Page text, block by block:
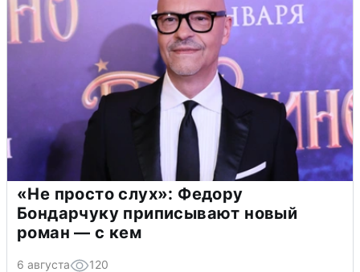
«Не просто слух»: Федору
Бондарчуку приписывают новый
роман — с кем
6 августа 120